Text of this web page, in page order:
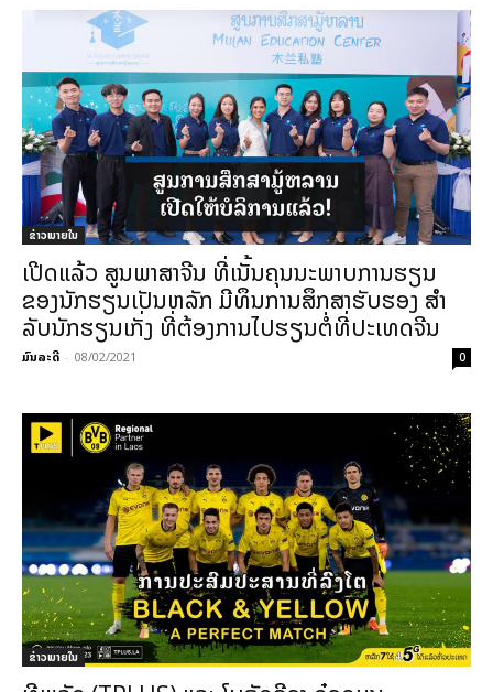
ຂ່າວພາຍ​ໃນ
ເປີດແລ້ວ ສູນພາສາຈີນ ທີ່ເນັ້ນຄຸນນະພາບການຮຽນ
ຂອງນັກຮຽນເປັນຫລັກ ມີທຶນການສຶກສາຮັບຮອງ ສໍາ
ລັບນັກຮຽນເກັ່ງ ທີ່ຕ້ອງການໄປຮຽນຕໍ່ທີ່ປະເທດຈີນ
ມົນລະດີ - 08/02/2021 0
ຂ່າວພາຍ​ໃນ